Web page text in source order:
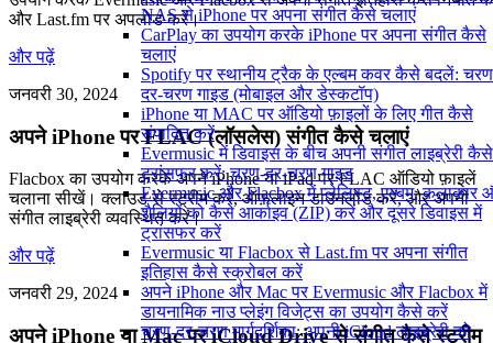
NAS से iPhone पर अपना संगीत कैसे चलाएं
CarPlay का उपयोग करके iPhone पर अपना संगीत कैसे
चलाएं
Spotify पर स्थानीय ट्रैक के एल्बम कवर कैसे बदलें:
दर-चरण गाइड (मोबाइल और डेस्कटॉप)
iPhone या MAC पर ऑडियो फ़ाइलों के लिए गीत कैसे
संपादित करें
Evermusic में डिवाइस के बीच अपनी संगीत लाइब्रेरी कैसे
ट्रांसफर करें: चरण-दर-चरण गाइड
Evermusic और Flacbox में प्लेलिस्ट, एल्बम, कलाकार
शैलियों को कैसे आर्काइव (ZIP) करें और दूसरे डिवाइस में
ट्रांसफर करें
Evermusic या Flacbox से Last.fm पर अपना संगीत
इतिहास कैसे स्क्रोबल करें
अपने iPhone और Mac पर Evermusic और Flacbox में
डायनामिक नाउ प्लेइंग विजेट्स का उपयोग कैसे करें
चरण-दर-चरण मार्गदर्शिका: अपनी iCloud लाइब्रेरी को
और Last.fm पर अपलोड करें।
और पढ़ें
जनवरी 30, 2024
अपने iPhone पर FLAC (लॉसलेस) संगीत कैसे चलाएं
Flacbox का उपयोग करके अपने iPhone या iPad पर FLAC ऑडियो फ़ाइलें
चलाना सीखें। क्लाउड से स्ट्रीम करें, ऑफ़लाइन डाउनलोड करें, और अपनी
संगीत लाइब्रेरी व्यवस्थित करें।
और पढ़ें
जनवरी 29, 2024
अपने iPhone या Mac पर iCloud Drive से संगीत कैसे स्ट्रीम